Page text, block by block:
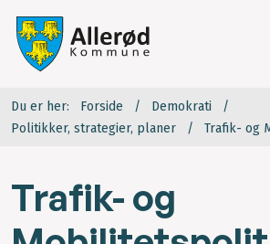
Du er her: Forside
Demokrati
Politikker, strategier, planer
Trafik- og
Trafik- og